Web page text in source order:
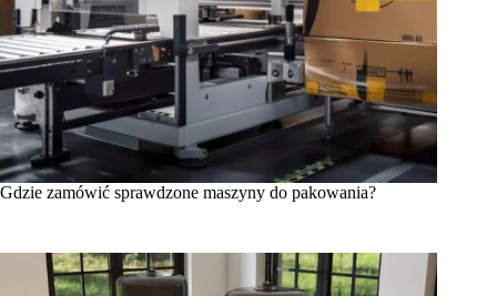
Gdzie zamówić sprawdzone maszyny do pakowania?